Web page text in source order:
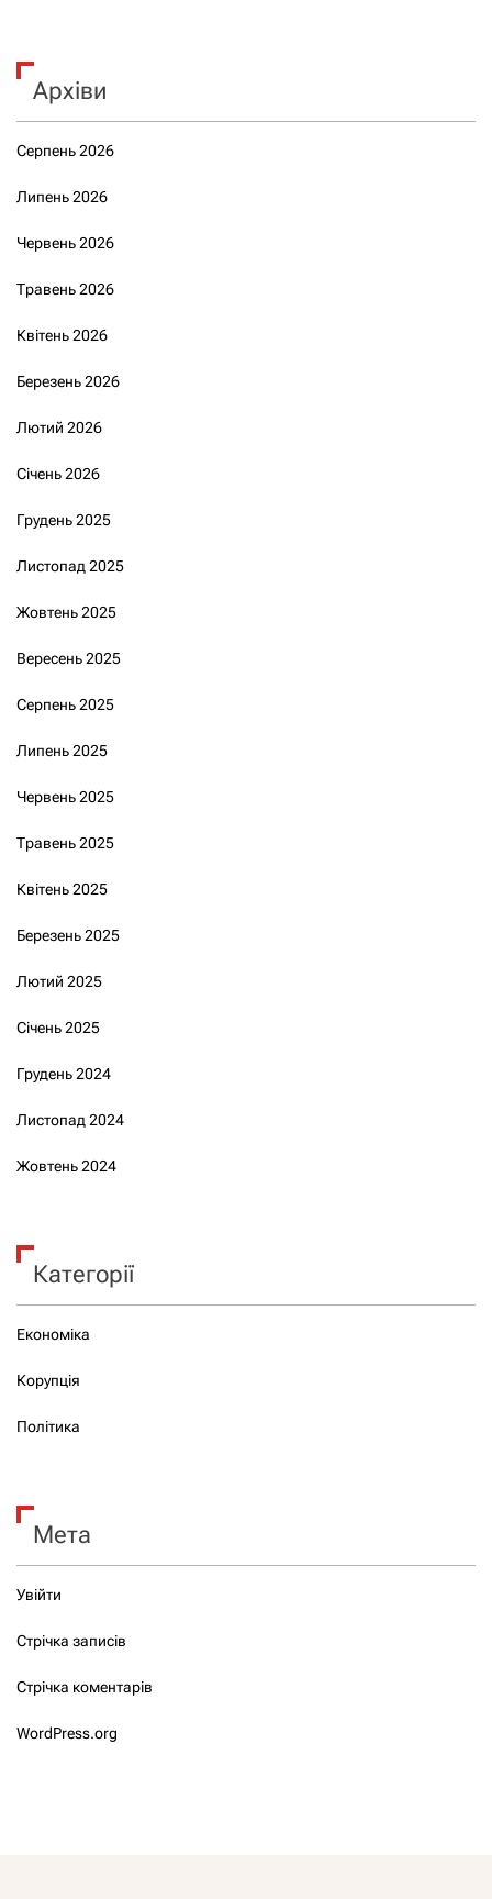
Архіви
Серпень 2026
Липень 2026
Червень 2026
Травень 2026
Квітень 2026
Березень 2026
Лютий 2026
Січень 2026
Грудень 2025
Листопад 2025
Жовтень 2025
Вересень 2025
Серпень 2025
Липень 2025
Червень 2025
Травень 2025
Квітень 2025
Березень 2025
Лютий 2025
Січень 2025
Грудень 2024
Листопад 2024
Жовтень 2024
Категорії
Економіка
Корупція
Політика
Мета
Увійти
Стрічка записів
Стрічка коментарів
WordPress.org